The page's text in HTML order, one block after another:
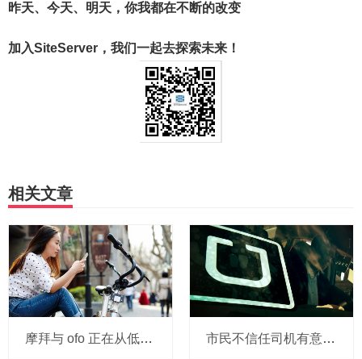
昨天、今天、明天，你我都在不断的改变
加入SiteServer，我们一起去探索未来！
相关文章
摩拜与 ofo 正在从低端出发颠覆滴滴？三家的机会与风险 市民不信任司机有意见，Uber的匹兹堡自动驾驶路试难度不小，路况也来捣乱